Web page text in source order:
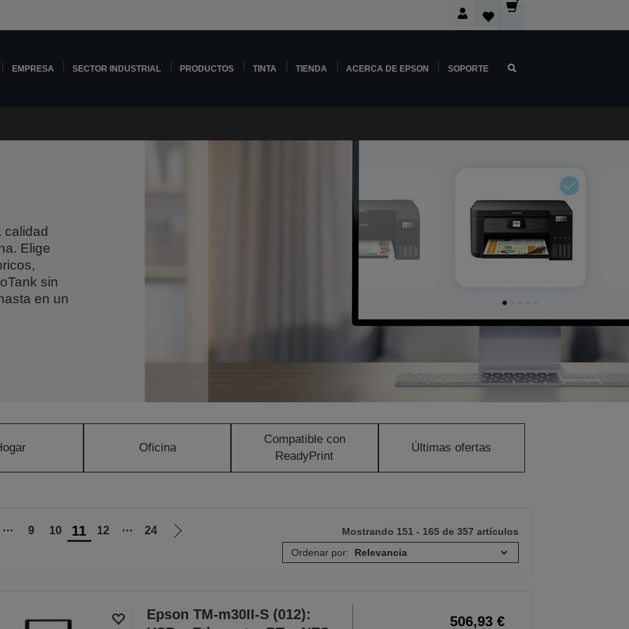
EMPRESA SECTOR INDUSTRIAL PRODUCTOS TINTA TIENDA ACERCA DE EPSON SOPORTE
calidad
Elige
sin
en un
Oficina
Compatible con
ReadyPrint
Últimas ofertas
⋯ 9 10 11 12 ⋯ 24
Ir
Mostrando 151 - 165 de 357 artículos
Ordenar por:
Epson TM-m30II-S (012):
506,93 €